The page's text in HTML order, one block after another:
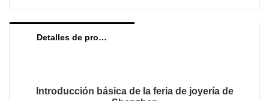
requisitos de la fabricación de joyas.
máquinas de buena calidad para diferentes
industrias. Gracias por el apoyo de cada cliente.
Detalles de producto
Introducción básica de la feria de joyería de